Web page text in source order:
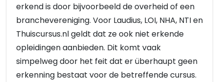
erkend is door bijvoorbeeld de overheid of een
branchevereniging. Voor Laudius, LOI, NHA, NTI en
Thuiscursus.nl geldt dat ze ook niet erkende
opleidingen aanbieden. Dit komt vaak
simpelweg door het feit dat er überhaupt geen
erkenning bestaat voor de betreffende cursus.